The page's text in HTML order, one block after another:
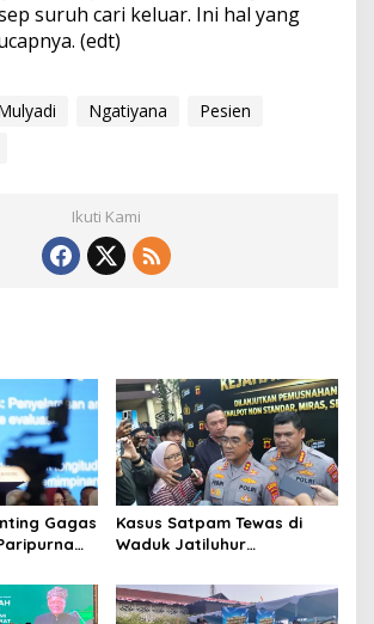
suruh cari keluar. Ini hal yang
(edt)
Ngatiyana
Pesien
Ikuti Kami
Gagas
Kasus Satpam Tewas di
Waduk Jatiluhur
Pelaku Lebih dari 1 Orang